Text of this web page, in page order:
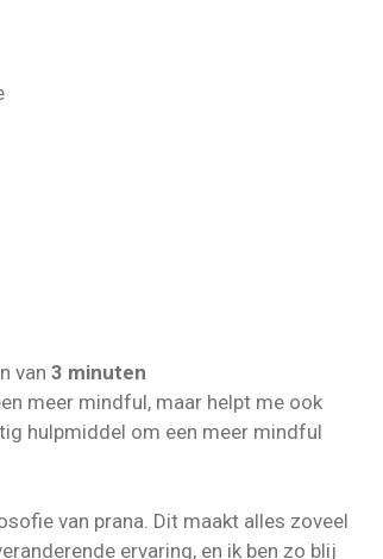
van 3 minuten
meer mindful, maar helpt me ook
hulpmiddel om een meer mindful
van prana. Dit maakt alles zoveel
ervaring, en ik ben zo blij